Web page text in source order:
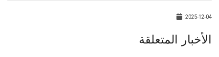
2025-12-04
الأخبار المتعلقة